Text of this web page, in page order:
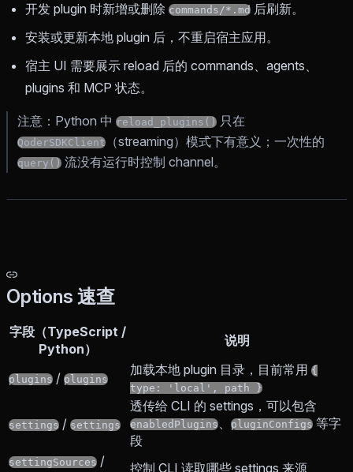
开发 plugin 时新增或删除 commands/*.md 后刷新。
安装或更新本地 plugin 后，不重启宿主应用。
宿主 UI 需要展示 reload 后的 commands、agents、
plugins 和 MCP 状态。
注意：Python 中 reload_plugins() 只在
QoderSDKClient （streaming）模式下有意义；一次性的
query() 流没有运行时控制 channel。
Options 速查
字段（TypeScript /
Python）
说明
plugins / plugins
加载本地 plugin 目录，目前常用 {
type: 'local', path }
settings / settings
透传给 CLI 的 settings，可以包含
enabledPlugins、 pluginConfigs 等字
段
settingSources / 控制 CLI 读取哪些 settings 来源